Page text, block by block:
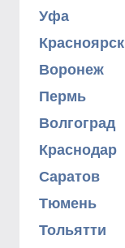
Уфа
Красноярск
Воронеж
Пермь
Волгоград
Краснодар
Саратов
Тюмень
Тольятти